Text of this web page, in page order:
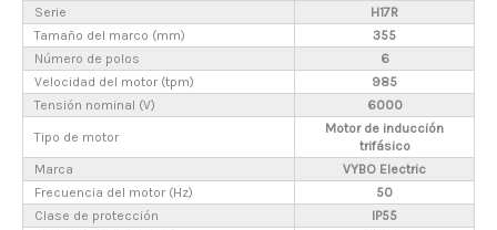
Serie
H17R
Tamaño del marco (mm)
355
Número de polos
6
Velocidad del motor (tpm)
985
Tensión nominal (V)
6000
Tipo de motor
Motor de inducción
trifásico
Marca
VYBO Electric
Frecuencia del motor (Hz)
50
Clase de protección
IP55